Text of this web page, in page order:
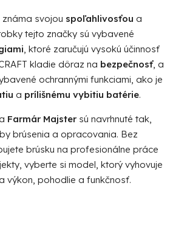
známa svojou spoľahlivosťou a
tejto značky sú vybavené
, ktoré zaručujú vysokú účinnosť
kladie dôraz na bezpečnosť, a
ochrannými funkciami, ako je
a prílišnému vybitiu batérie.
Farmár Majster sú navrhnuté tak,
brúsenia a opracovania. Bez
brúsku na profesionálne práce
vyberte si model, ktorý vyhovuje
výkon, pohodlie a funkčnosť.